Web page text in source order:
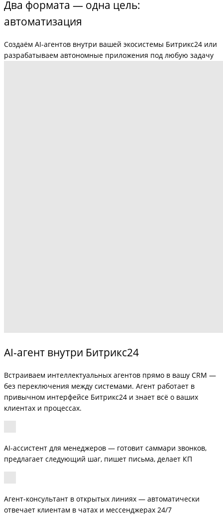
Два формата — одна цель:
автоматизация
Создаём AI-агентов внутри вашей экосистемы Битрикс24 или
разрабатываем автономные приложения под любую задачу
AI-агент внутри Битрикс24
Встраиваем интеллектуальных агентов прямо в вашу CRM —
без переключения между системами. Агент работает в
привычном интерфейсе Битрикс24 и знает всё о ваших
клиентах и процессах.
AI-ассистент для менеджеров — готовит саммари звонков,
предлагает следующий шаг, пишет письма, делает КП
Агент-консультант в открытых линиях — автоматически
отвечает клиентам в чатах и мессенджерах 24/7